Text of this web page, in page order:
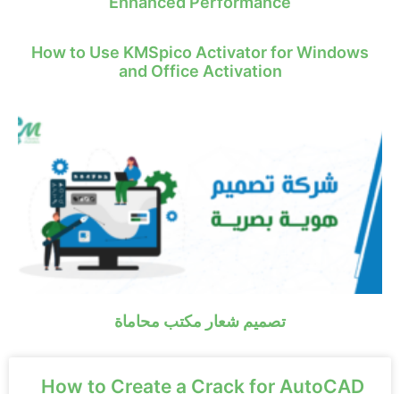
How to Use KMSpico Activator for Windows
and Office Activation
تصميم شعار مكتب محاماة
How to Create a Crack for AutoCAD